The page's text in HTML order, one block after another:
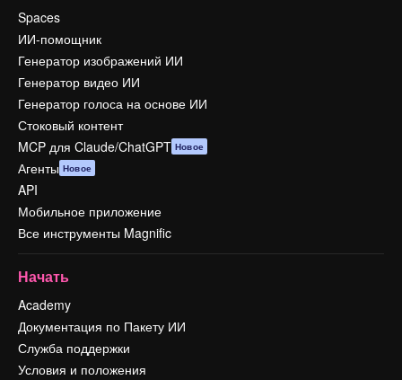
Spaces
ИИ-помощник
Генератор изображений ИИ
Генератор видео ИИ
Генератор голоса на основе ИИ
Стоковый контент
MCP для Claude/ChatGPT Новое
Агенты Новое
API
Мобильное приложение
Все инструменты Magnific
Начать
Academy
Документация по Пакету ИИ
Служба поддержки
Условия и положения